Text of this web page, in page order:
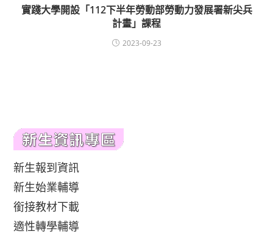
實踐大學開設「112下半年勞動部勞動力發展署新尖兵
計畫」課程
2023-09-23
新生報到資訊
新生始業輔導
銜接教材下載
適性轉學輔導